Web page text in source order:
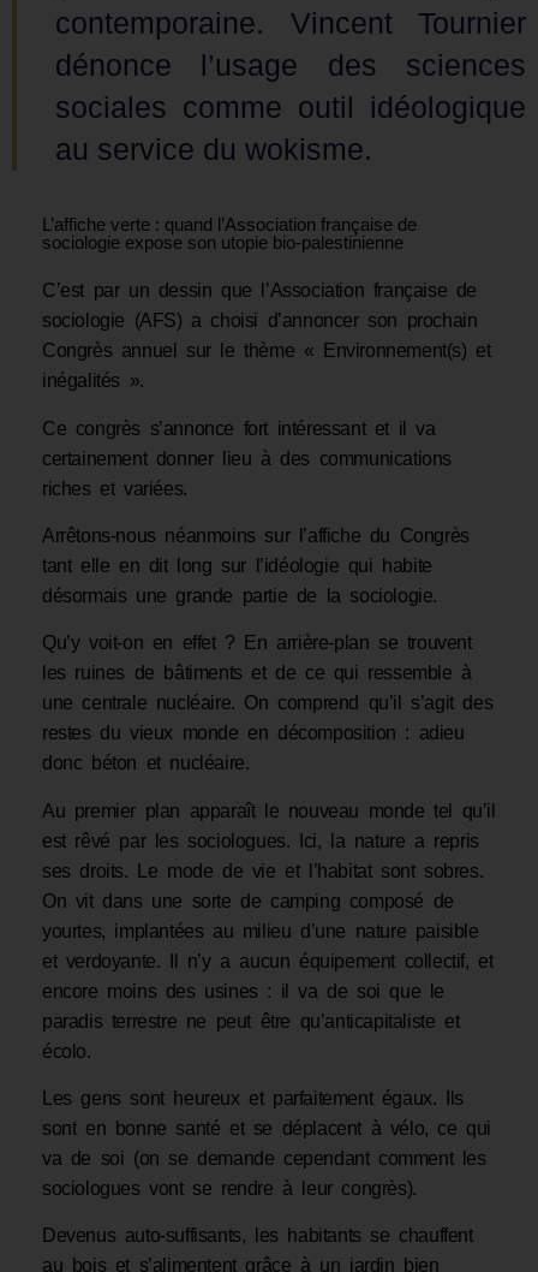
contemporaine. Vincent Tournier
dénonce l’usage des sciences
sociales comme outil idéologique
au service du wokisme.
L’affiche verte : quand l’Association française de
sociologie expose son utopie bio-palestinienne
C’est par un dessin que l’Association française de
sociologie (AFS) a choisi d’annoncer son prochain
Congrès annuel sur le thème « Environnement(s) et
inégalités ».
Ce congrès s’annonce fort intéressant et il va
certainement donner lieu à des communications
riches et variées.
Arrêtons-nous néanmoins sur l’affiche du Congrès
tant elle en dit long sur l’idéologie qui habite
désormais une grande partie de la sociologie.
Qu’y voit-on en effet ? En arrière-plan se trouvent
les ruines de bâtiments et de ce qui ressemble à
une centrale nucléaire. On comprend qu’il s’agit des
restes du vieux monde en décomposition : adieu
donc béton et nucléaire.
Au premier plan apparaît le nouveau monde tel qu’il
est rêvé par les sociologues. Ici, la nature a repris
ses droits. Le mode de vie et l’habitat sont sobres.
On vit dans une sorte de camping composé de
yourtes, implantées au milieu d’une nature paisible
et verdoyante. Il n’y a aucun équipement collectif, et
encore moins des usines : il va de soi que le
paradis terrestre ne peut être qu’anticapitaliste et
écolo.
Les gens sont heureux et parfaitement égaux. Ils
sont en bonne santé et se déplacent à vélo, ce qui
va de soi (on se demande cependant comment les
sociologues vont se rendre à leur congrès).
Devenus auto-suffisants, les habitants se chauffent
au bois et s’alimentent grâce à un jardin bien